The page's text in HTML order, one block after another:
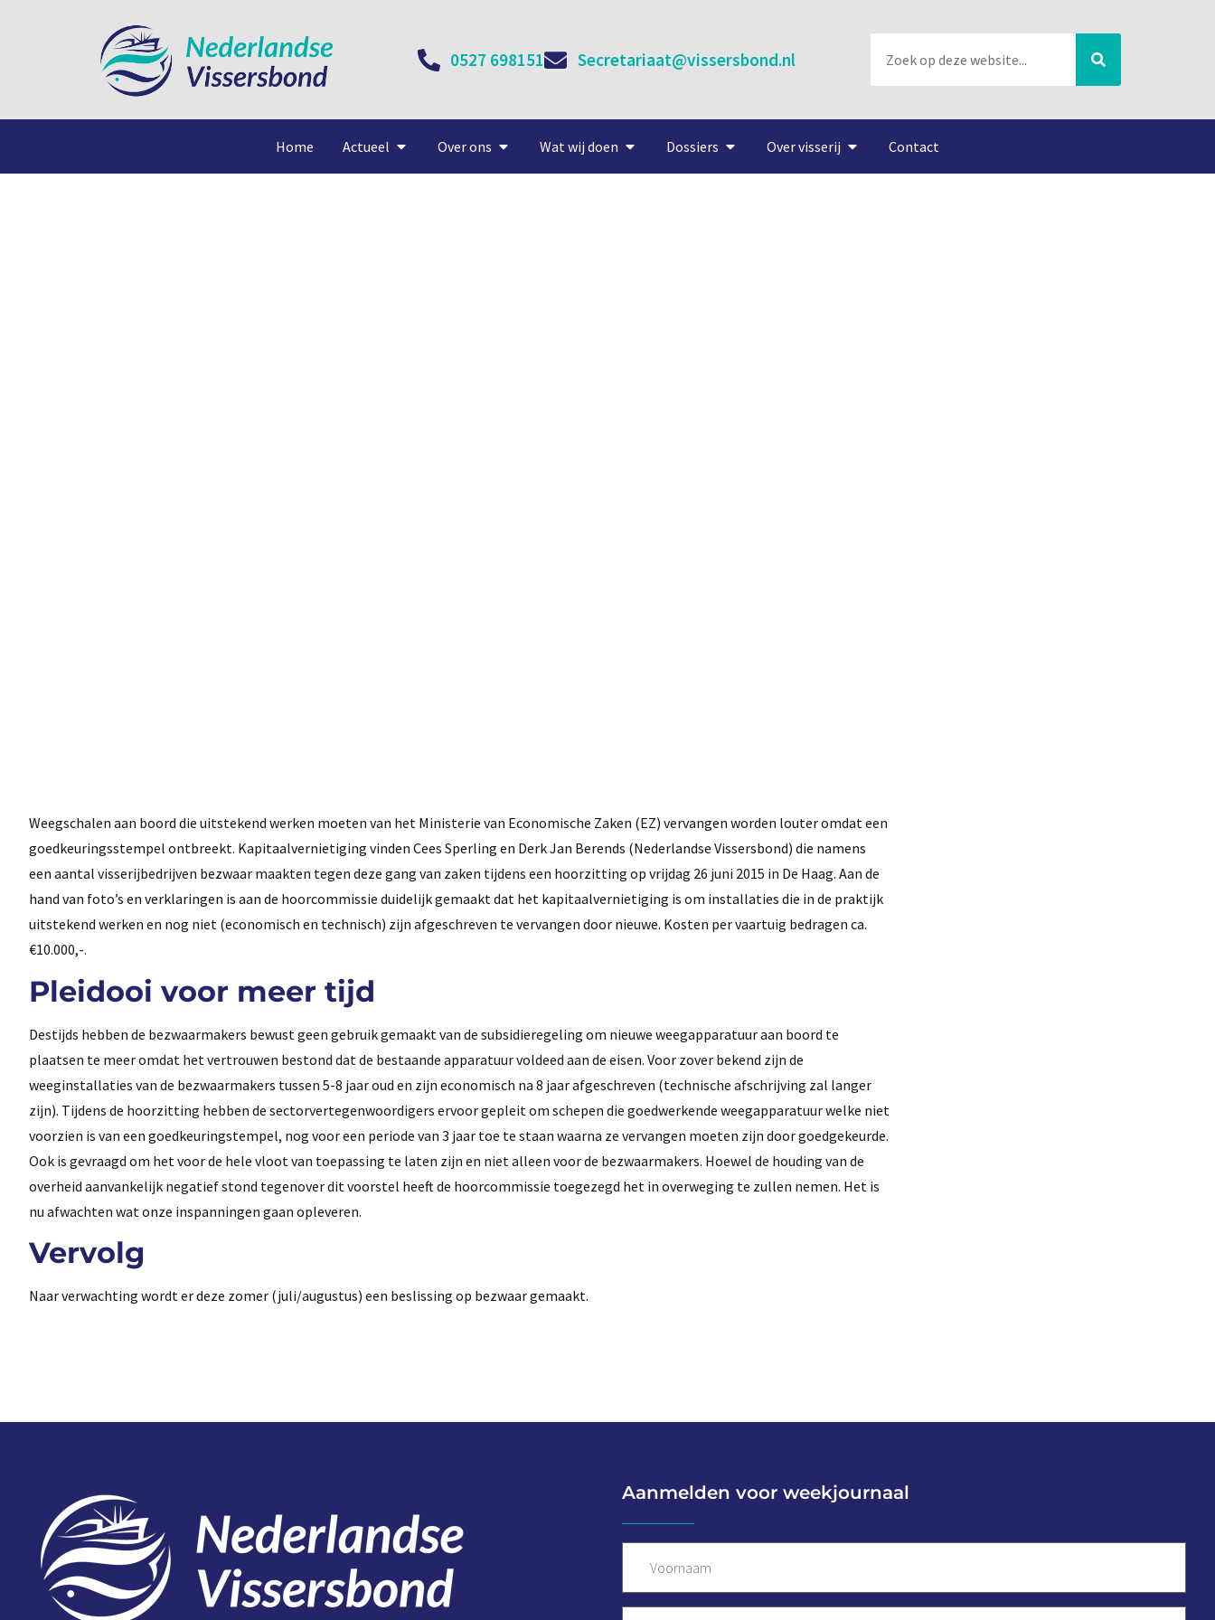
0527 698151 Secretariaat@vissersbond.nl
Home Actueel Over ons Wat wij doen Dossiers Over visserij Contact
Weegschalen aan boord die uitstekend werken moeten van het Ministerie van Economische Zaken (EZ) vervangen worden louter omdat een
goedkeuringsstempel ontbreekt. Kapitaalvernietiging vinden Cees Sperling en Derk Jan Berends (Nederlandse Vissersbond) die namens
een aantal visserijbedrijven bezwaar maakten tegen deze gang van zaken tijdens een hoorzitting op vrijdag 26 juni 2015 in De Haag. Aan de
hand van foto’s en verklaringen is aan de hoorcommissie duidelijk gemaakt dat het kapitaalvernietiging is om installaties die in de praktijk
uitstekend werken en nog niet (economisch en technisch) zijn afgeschreven te vervangen door nieuwe. Kosten per vaartuig bedragen ca.
€10.000,-.
Pleidooi voor meer tijd
Destijds hebben de bezwaarmakers bewust geen gebruik gemaakt van de subsidieregeling om nieuwe weegapparatuur aan boord te
plaatsen te meer omdat het vertrouwen bestond dat de bestaande apparatuur voldeed aan de eisen. Voor zover bekend zijn de
weeginstallaties van de bezwaarmakers tussen 5-8 jaar oud en zijn economisch na 8 jaar afgeschreven (technische afschrijving zal langer
zijn). Tijdens de hoorzitting hebben de sectorvertegenwoordigers ervoor gepleit om schepen die goedwerkende weegapparatuur welke niet
voorzien is van een goedkeuringstempel, nog voor een periode van 3 jaar toe te staan waarna ze vervangen moeten zijn door goedgekeurde.
Ook is gevraagd om het voor de hele vloot van toepassing te laten zijn en niet alleen voor de bezwaarmakers. Hoewel de houding van de
overheid aanvankelijk negatief stond tegenover dit voorstel heeft de hoorcommissie toegezegd het in overweging te zullen nemen. Het is
nu afwachten wat onze inspanningen gaan opleveren.
Vervolg
Naar verwachting wordt er deze zomer (juli/augustus) een beslissing op bezwaar gemaakt.
Aanmelden voor weekjournaal